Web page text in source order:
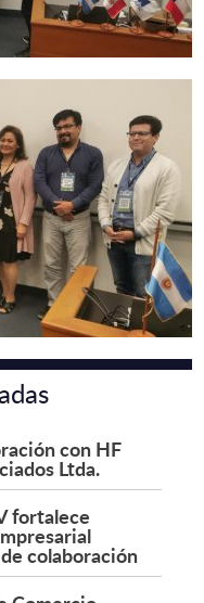
con HF
Ltda.
fortalece
colaboración